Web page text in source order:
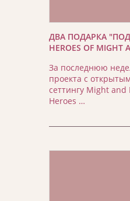
ДВА ПОДАРКА
HEROES OF MIGHT
За последнюю
проекта с
сеттингу Might
Heroes …